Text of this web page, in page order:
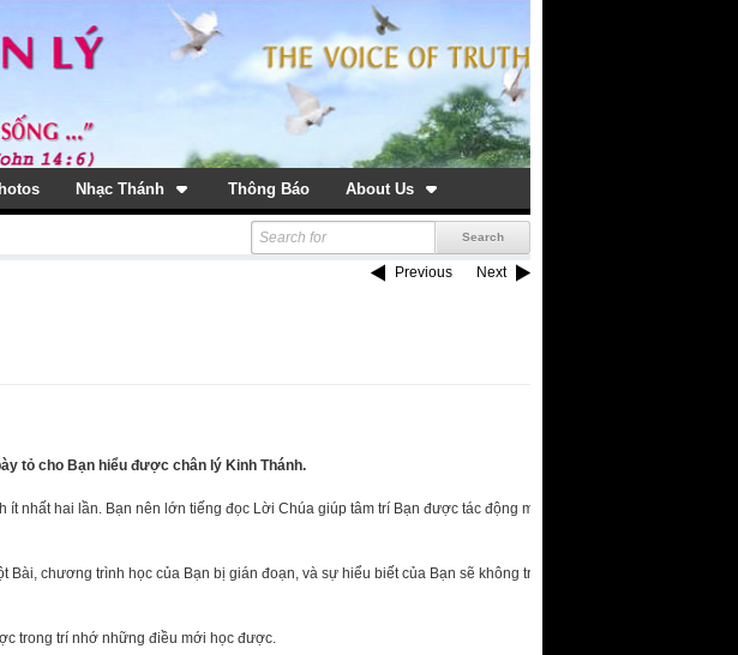
Nhạc Thánh Thông Báo About Us
Previous Next
tỏ cho Bạn hiểu được chân lý Kinh Thánh.
nhất hai lần. Bạn nên lớn tiếng đọc Lời Chúa giúp tâm trí Bạn được tác động mạnh
chương trình học của Bạn bị gián đoạn, và sự hiểu biết của Bạn sẽ không trọn
trong trí nhớ những điều mới học được.